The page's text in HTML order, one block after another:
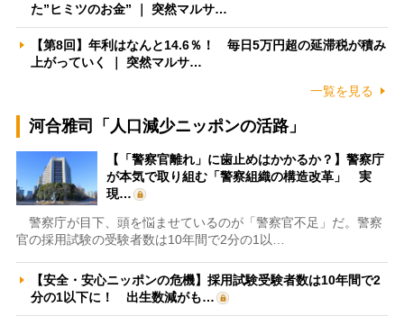
た”ヒミツのお金” ｜ 突然マルサ…
【第8回】年利はなんと14.6％！ 毎日5万円超の延滞税が積み
上がっていく ｜ 突然マルサ…
一覧を見る
河合雅司「人口減少ニッポンの活路」
【「警察官離れ」に歯止めはかかるか？】警察庁
が本気で取り組む「警察組織の構造改革」 実
現…
警察庁が目下、頭を悩ませているのが「警察官不足」だ。警察
官の採用試験の受験者数は10年間で2分の1以…
【安全・安心ニッポンの危機】採用試験受験者数は10年間で2
分の1以下に！ 出生数減がも…